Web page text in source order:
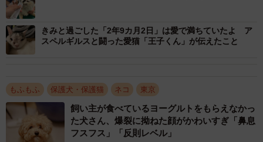
きみと過ごした「2年9カ月2日」は愛で満ちていたよ ア
スペルギルスと闘った愛猫「王子くん」が伝えたこと
もふもふ 保護犬・保護猫 ネコ 東京
飼い主が食べているヨーグルトをもらえなかっ
た犬さん、爆裂に拗ねた顔がかわいすぎ「鼻息
フスフス」「反則レベル」